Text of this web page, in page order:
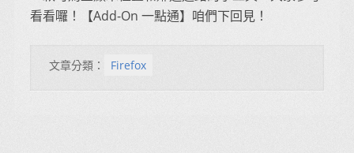
看看囉！【Add-On 一點通】咱們下回見！
文章分類： Firefox